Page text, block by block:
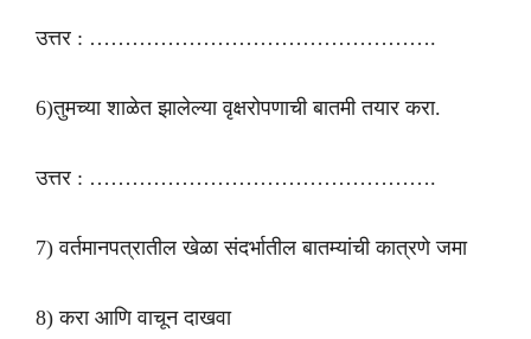
उत्तर : ………………………………………….
6)तुमच्या शाळेत झालेल्या वृक्षरोपणाची बातमी तयार करा.
उत्तर : ………………………………………….
7) वर्तमानपत्रातील खेळा संदर्भातील बातम्यांची कात्रणे जमा
8) करा आणि वाचून दाखवा